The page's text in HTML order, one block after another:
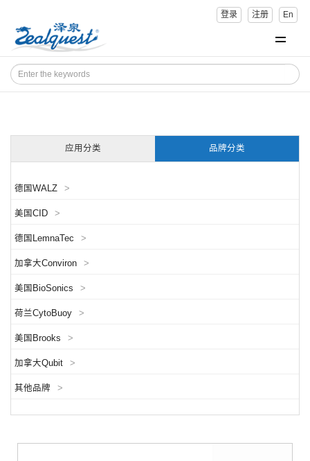
登录 注册 En
应用分类 品牌分类
德国WALZ >
美国CID >
德国LemnaTec >
加拿大Conviron >
美国BioSonics >
荷兰CytoBuoy >
美国Brooks >
加拿大Qubit >
其他品牌 >